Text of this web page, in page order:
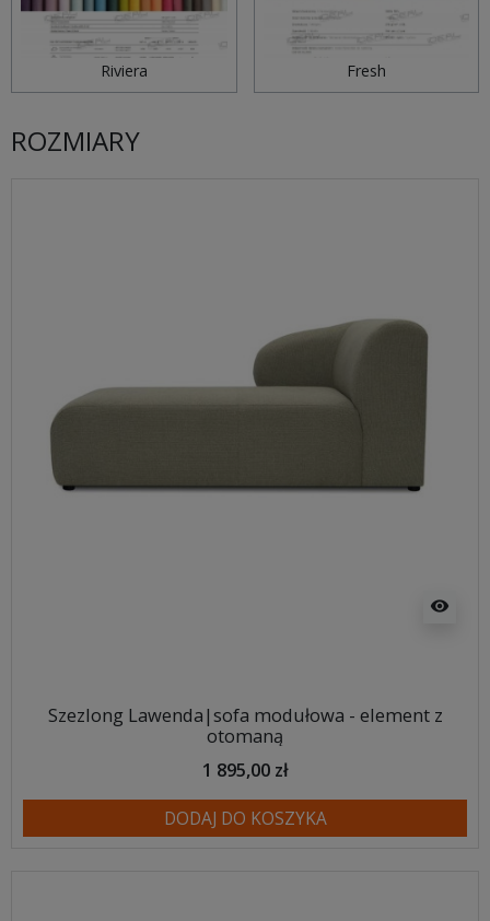
Riviera Fresh
ROZMIARY
visibility
Szezlong Lawenda|sofa modułowa - element z
otomaną
1 895,00 zł
DODAJ DO KOSZYKA